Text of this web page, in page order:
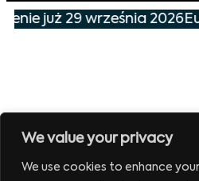
We value your privacy
We use cookies to enhance
już 29 września 2026